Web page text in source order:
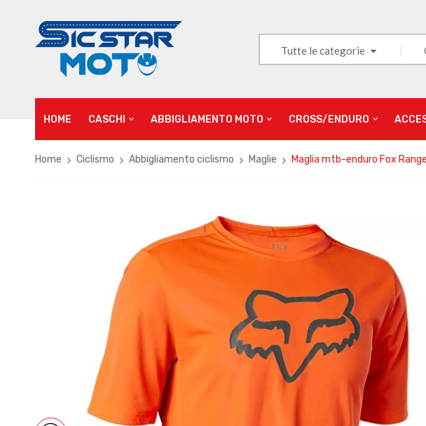
Tutte le categorie
HOME CASCHI ABBIGLIAMENTO MOTO CROSS/ENDURO
Home Ciclismo Abbigliamento ciclismo Maglie Maglia mtb-enduro Fox